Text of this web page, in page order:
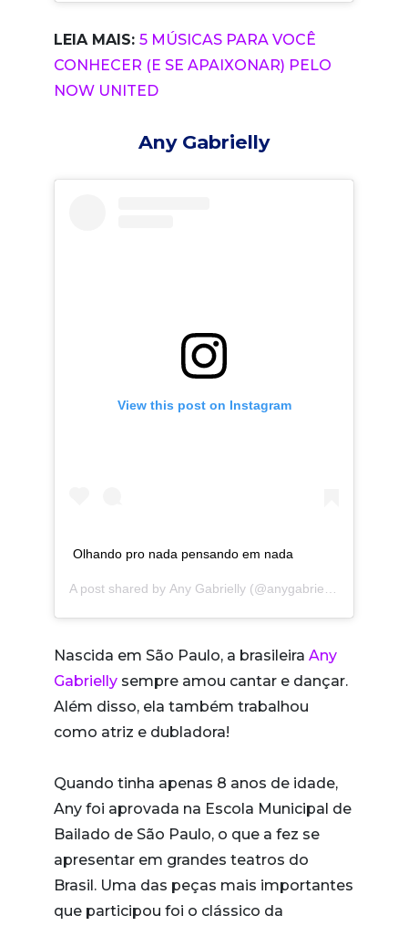
LEIA MAIS: 5 MÚSICAS PARA VOCÊ
CONHECER (E SE APAIXONAR) PELO
NOW UNITED
Any Gabrielly
View this post on Instagram
Olhando pro nada pensando em nada
A post shared by Any Gabrielly (@anygabriellyofficial) on
Nascida em São Paulo, a brasileira Any
Gabrielly sempre amou cantar e dançar.
Além disso, ela também trabalhou
como atriz e dubladora!
Quando tinha apenas 8 anos de idade,
Any foi aprovada na Escola Municipal de
Bailado de São Paulo, o que a fez se
apresentar em grandes teatros do
Brasil. Uma das peças mais importantes
que participou foi o clássico da